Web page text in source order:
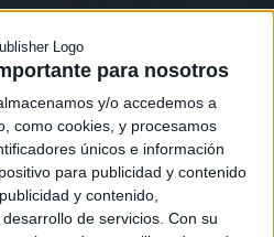
para nosotros
y/o accedemos a
como cookies, y procesamos
únicos e información
para publicidad y contenido
y contenido,
de servicios. Con su